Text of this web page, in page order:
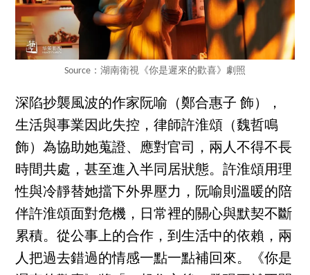
Source：湖南衛視《你是遲來的歡喜》劇照
深陷抄襲風波的作家阮喻（鄭合惠子 飾），
生活與事業因此失控，律師許淮頌（魏哲鳴
飾）為協助她蒐證、應對官司，兩人不得不長
時間共處，甚至進入半同居狀態。許淮頌用理
性與冷靜替她擋下外界壓力，阮喻則溫暖的陪
伴許淮頌面對危機，日常裡的關心與默契不斷
累積。從公事上的合作，到生活中的依賴，兩
人把過去錯過的情感一點一點補回來。《你是